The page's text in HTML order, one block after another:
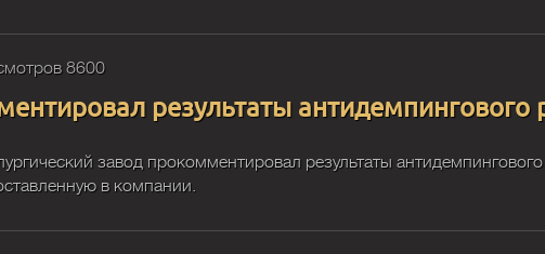
8600
результаты антидемпингового
завод прокомментировал результаты
в компании.